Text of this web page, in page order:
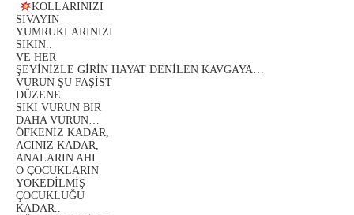
KOLLARINIZI
SIVAYIN
YUMRUKLARINIZI
SIKIN..
VE HER
ŞEYİNİZLE GİRİN HAYAT DENİLEN KAVGAYA…
VURUN ŞU FAŞİST
DÜZENE..
SIKI VURUN BİR
DAHA VURUN…
ÖFKENİZ KADAR,
ACINIZ KADAR,
ANALARIN AHI
O ÇOCUKLARIN
YOKEDİLMİŞ
ÇOCUKLUĞU
KADAR..